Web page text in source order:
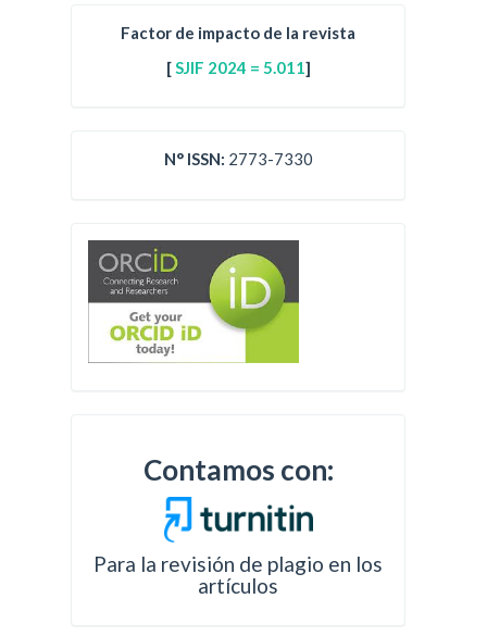
Factor de impacto de la revista
[ SJIF 2024 = 5.011]
N° ISSN: 2773-7330
Contamos con:
Para la revisión de plagio en los
artículos